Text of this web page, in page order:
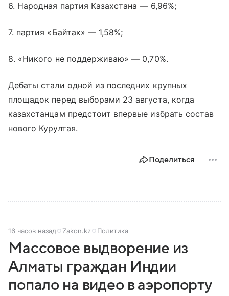
6. Народная партия Казахстана — 6,96%;
7. партия «Байтак» — 1,58%;
8. «Никого не поддерживаю» — 0,70%.
Дебаты стали одной из последних крупных
площадок перед выборами 23 августа, когда
казахстанцам предстоит впервые избрать состав
нового Курултая.
Поделиться
16 часов назад Zakon.kz Политика
Массовое выдворение из
Алматы граждан Индии
попало на видео в аэропорту